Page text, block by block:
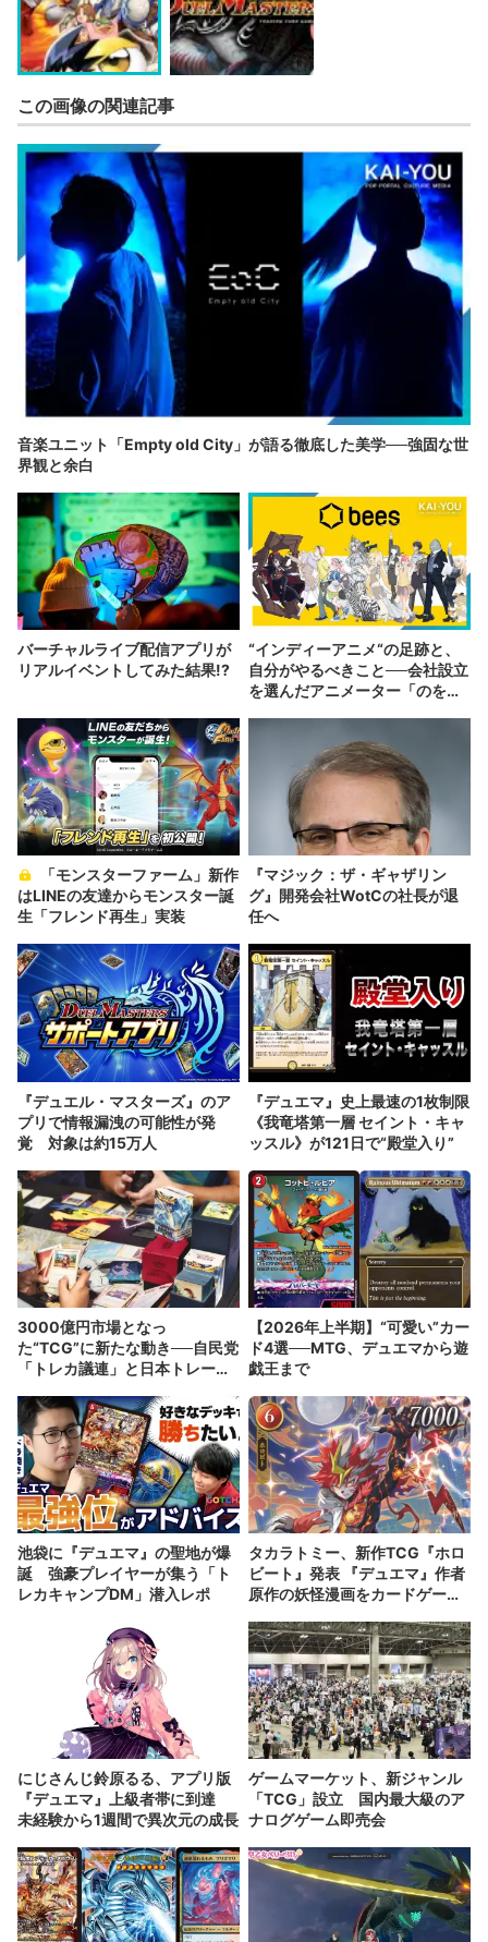
この画像の関連記事
音楽ユニット「Empty old City」が語る徹底した美学──強固な世
界観と余白
バーチャルライブ配信アプリが
リアルイベントしてみた結果!?
“インディーアニメ“の足跡と、
自分がやるべきこと──会社設立
を選んだアニメーター「のを
はLINEの友達からモンスター誕
生「フレンド再生」実装
『マジック：ザ・ギャザリン
グ』開発会社WotCの社長が退
任へ
『デュエル・マスターズ』のア
プリで情報漏洩の可能性が発
覚 対象は約15万人
『デュエマ』史上最速の1枚制限
《我竜塔第一層 セイント・キャ
ッスル》が121日で“殿堂入り”
3000億円市場となっ
た“TCG”に新たな動き──自民党
「トレカ議連」と日本トレーデ
【2026年上半期】“可愛い”カー
ド4選──MTG、デュエマから遊
戯王まで
池袋に『デュエマ』の聖地が爆
誕 強豪プレイヤーが集う「ト
レカキャンプDM」潜入レポ
タカラトミー、新作TCG『ホロ
ビート』発表 『デュエマ』作者
原作の妖怪漫画をカードゲーム
にじさんじ鈴原るる、アプリ版
『デュエマ』上級者帯に到達
未経験から1週間で異次元の成長
ゲームマーケット、新ジャンル
「TCG」設立 国内最大級のア
ナログゲーム即売会